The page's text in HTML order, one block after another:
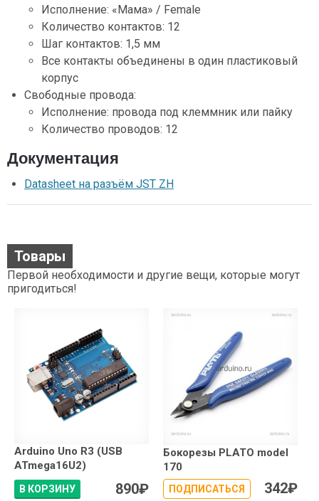
Исполнение: «Мама» / Female
Количество контактов: 12
Шаг контактов: 1,5 мм
Все контакты объединены в один пластиковый
корпус
Свободные провода:
Исполнение: провода под клеммник или пайку
Количество проводов: 12
Документация
Datasheet на разъём JST ZH
Товары
Первой необходимости и другие вещи, которые могут
пригодиться!
Arduino Uno R3 (USB
ATmega16U2)
В КОРЗИНУ 890₽
Бокорезы PLATO model
170
ПОДПИСАТЬСЯ 342₽